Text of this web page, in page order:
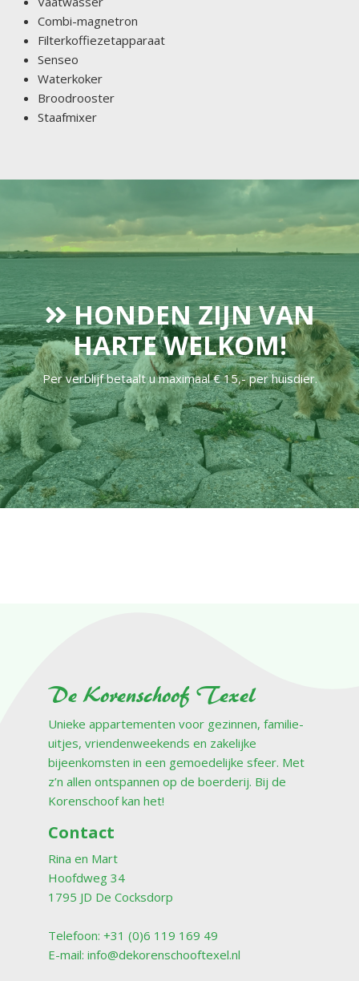
Combi-magnetron
Filterkoffiezetapparaat
Senseo
Waterkoker
Broodrooster
Staafmixer
HONDEN ZIJN VAN
HARTE WELKOM!
Per verblijf betaalt u maximaal € 15,- per huisdier.
De Korenschoof Texel
Unieke appartementen voor gezinnen, familie-
uitjes, vriendenweekends en zakelijke
bijeenkomsten in een gemoedelijke sfeer. Met
z’n allen ontspannen op de boerderij. Bij de
Korenschoof kan het!
Contact
Rina en Mart
Hoofdweg 34
1795 JD De Cocksdorp
Telefoon: +31 (0)6 119 169 49
E-mail: info@dekorenschooftexel.nl